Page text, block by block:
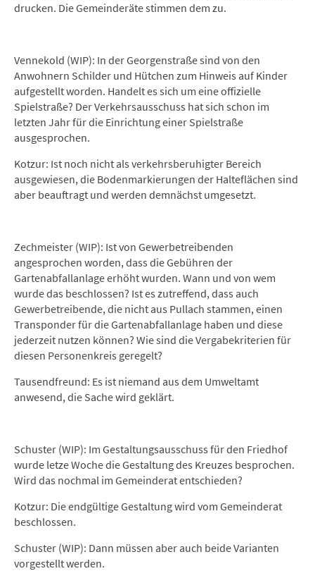
drucken. Die Gemeinderäte stimmen dem zu.
Vennekold (WIP): In der Georgenstraße sind von den
Anwohnern Schilder und Hütchen zum Hinweis auf Kinder
aufgestellt worden. Handelt es sich um eine offizielle
Spielstraße? Der Verkehrsausschuss hat sich schon im
letzten Jahr für die Einrichtung einer Spielstraße
ausgesprochen.
Kotzur: Ist noch nicht als verkehrsberuhigter Bereich
ausgewiesen, die Bodenmarkierungen der Halteflächen sind
aber beauftragt und werden demnächst umgesetzt.
Zechmeister (WIP): Ist von Gewerbetreibenden
angesprochen worden, dass die Gebühren der
Gartenabfallanlage erhöht wurden. Wann und von wem
wurde das beschlossen? Ist es zutreffend, dass auch
Gewerbetreibende, die nicht aus Pullach stammen, einen
Transponder für die Gartenabfallanlage haben und diese
jederzeit nutzen können? Wie sind die Vergabekriterien für
diesen Personenkreis geregelt?
Tausendfreund: Es ist niemand aus dem Umweltamt
anwesend, die Sache wird geklärt.
Schuster (WIP): Im Gestaltungsausschuss für den Friedhof
wurde letze Woche die Gestaltung des Kreuzes besprochen.
Wird das nochmal im Gemeinderat entschieden?
Kotzur: Die endgültige Gestaltung wird vom Gemeinderat
beschlossen.
Schuster (WIP): Dann müssen aber auch beide Varianten
vorgestellt werden.